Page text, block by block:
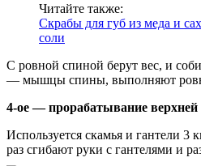
Читайте также:
Скрабы для губ из меда и
соли
С ровной спиной берут вес, и
— мышцы спины, выполняют
4-ое — прорабатывание верхней
Используется скамья и гантели 3
раз сгибают руки с гантелями и